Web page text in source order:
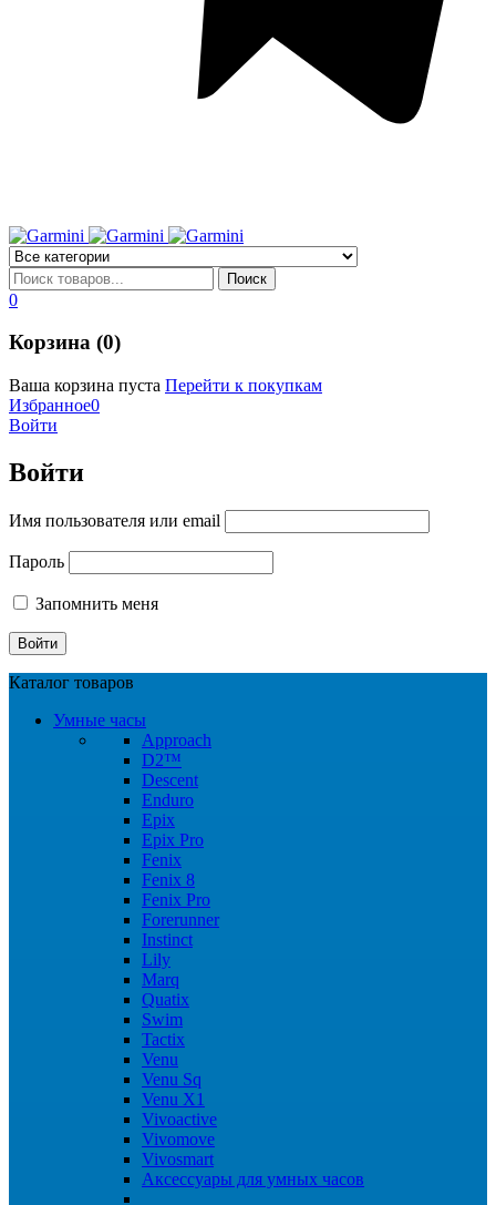
0
Корзина (0)
Ваша корзина пуста Перейти к покупкам
Избранное0
Войти
Войти
Имя пользователя или email
Пароль
Запомнить меня
Каталог товаров
Умные часы
Approach
D2™
Descent
Enduro
Epix
Epix Pro
Fenix
Fenix 8
Fenix Pro
Forerunner
Instinct
Lily
Marq
Quatix
Swim
Tactix
Venu
Venu Sq
Venu X1
Vivoactive
Vivomove
Vivosmart
Аксессуары для умных часов